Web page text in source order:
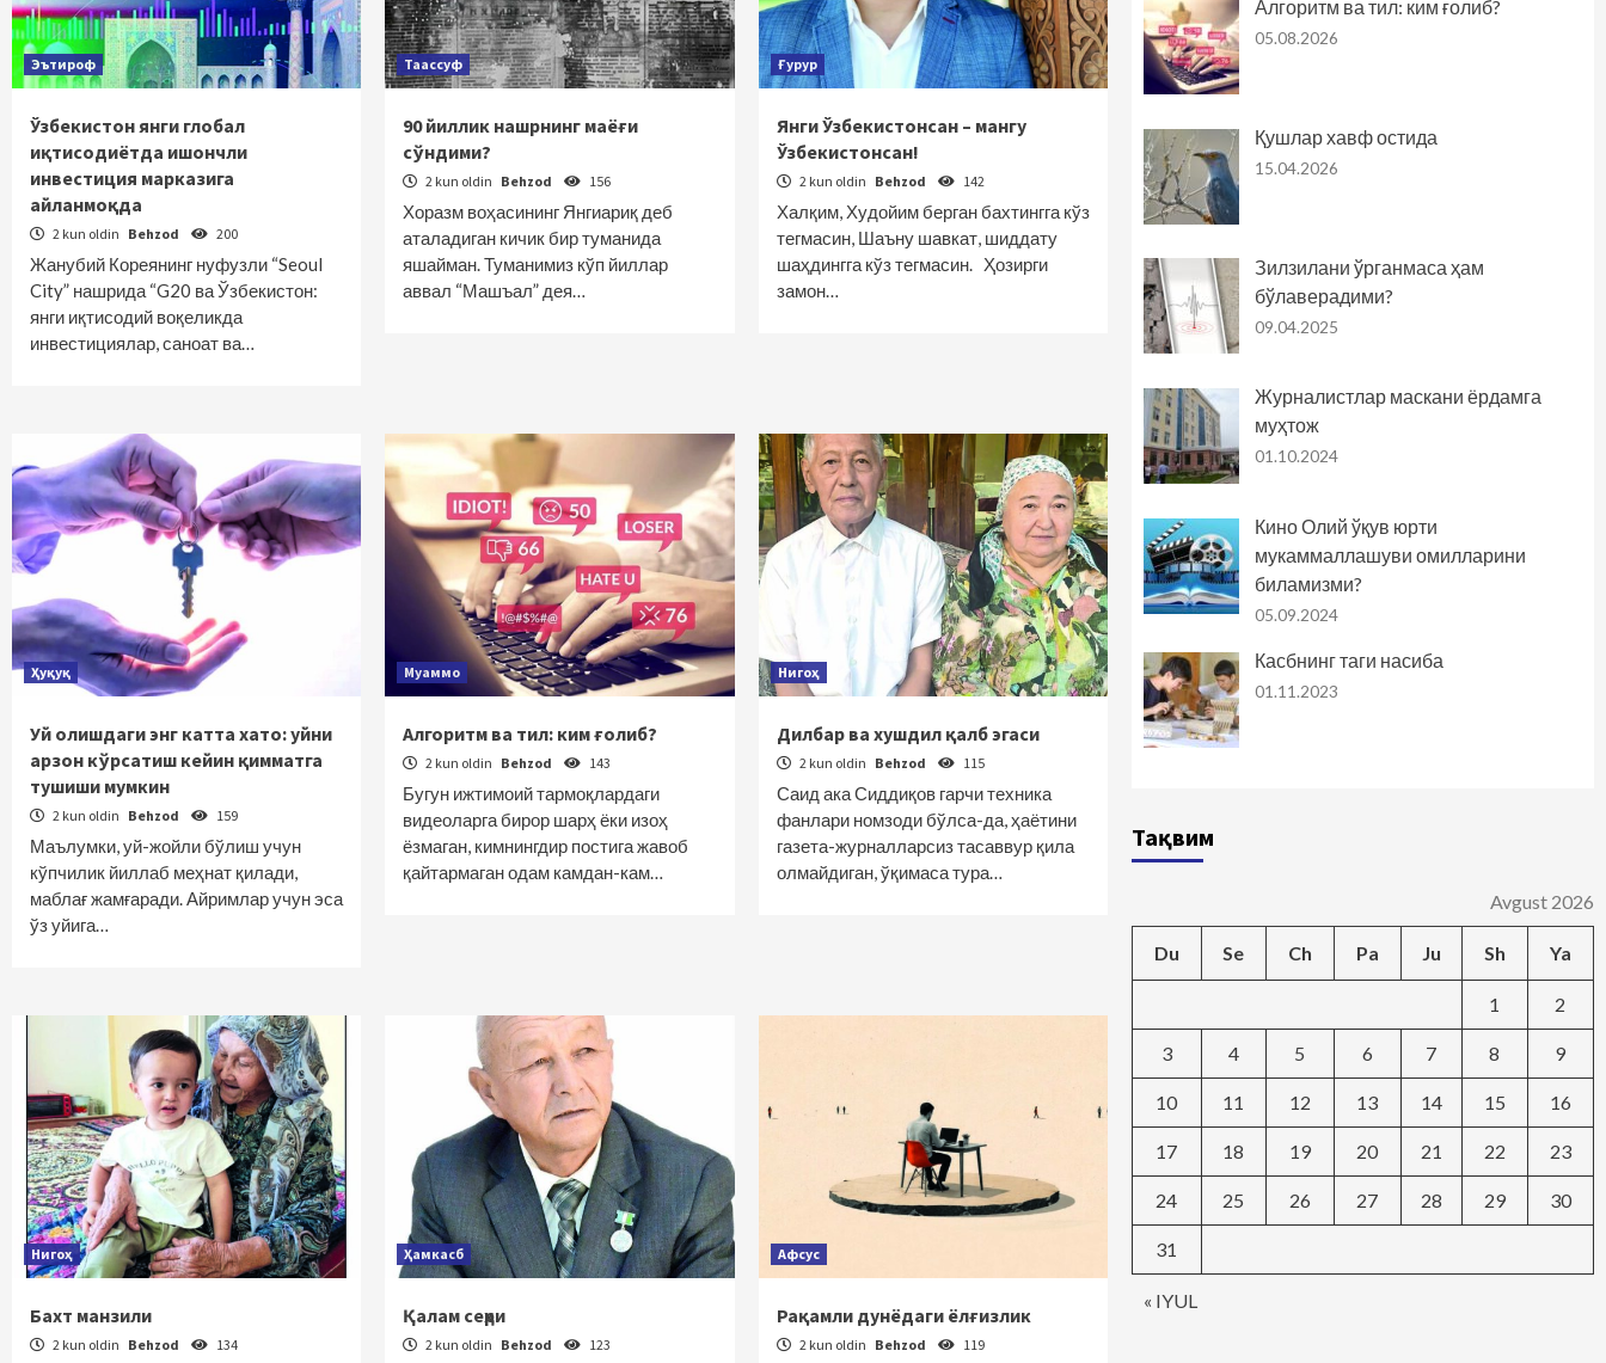
Эътироф
Ўзбекистон янги глобал
иқтисодиётда ишончли
инвестиция марказига
айланмоқда
2 kun oldin Behzod 200
Жанубий Кореянинг нуфузли “Seoul
City” нашрида “G20 ва Ўзбекистон:
янги иқтисодий воқеликда
инвестициялар, саноат ва…
Таассуф
90 йиллик нашрнинг маёғи
сўндими?
2 kun oldin Behzod 156
Хоразм воҳасининг Янгиариқ деб
аталадиган кичик бир туманида
яшайман. Туманимиз кўп йиллар
аввал “Машъал” дея…
Ғурур
Янги Ўзбекистонсан – мангу
Ўзбекистонсан!
2 kun oldin Behzod 142
Халқим, Худойим берган бахтингга кўз
тегмасин, Шаъну шавкат, шиддату
шаҳдингга кўз тегмасин. Ҳозирги
замон…
Ҳуқуқ
Уй олишдаги энг катта хато: уйни
арзон кўрсатиш кейин қимматга
тушиши мумкин
2 kun oldin Behzod 159
Маълумки, уй-жойли бўлиш учун
кўпчилик йиллаб меҳнат қилади,
маблағ жамғаради. Айримлар учун эса
ўз уйига…
Муаммо
Алгоритм ва тил: ким ғолиб?
2 kun oldin Behzod 143
Бугун ижтимоий тармоқлардаги
видеоларга бирор шарҳ ёки изоҳ
ёзмаган, кимнингдир постига жавоб
қайтармаган одам камдан-кам…
Нигоҳ
Дилбар ва хушдил қалб эгаси
2 kun oldin Behzod 115
Саид ака Сиддиқов гарчи техника
фанлари номзоди бўлса-да, ҳаётини
газета-журналларсиз тасаввур қила
олмайдиган, ўқимаса тура…
Нигоҳ
Бахт манзили
2 kun oldin Behzod 134
Ҳамкасб
Қалам сеҳри
2 kun oldin Behzod 123
Афсус
Рақамли дунёдаги ёлғизлик
2 kun oldin Behzod 119
Алгоритм ва тил: ким ғолиб?
05.08.2026
Қушлар хавф остида
15.04.2026
Зилзилани ўрганмаса ҳам
бўлаверадими?
09.04.2025
Журналистлар маскани ёрдамга
муҳтож
01.10.2024
Кино Олий ўқув юрти
мукаммаллашуви омилларини
биламизми?
05.09.2024
Касбнинг таги насиба
01.11.2023
Тақвим
Avgust 2026
Du Se Ch Pa Ju Sh Ya
« IYUL
1 2
3 4 5 6 7 8 9
10 11 12 13 14 15 16
17 18 19 20 21 22 23
24 25 26 27 28 29 30
31